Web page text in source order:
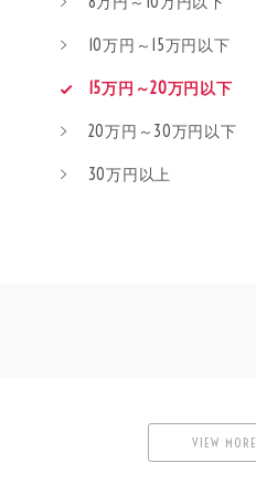
10万円～15万円以下
15万円～20万円以下
20万円～30万円以下
30万円以上
VIEW MORE